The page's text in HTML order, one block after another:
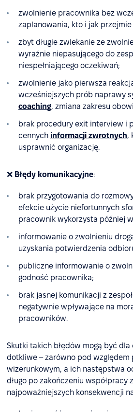
zwolnienie pracownika bez
zaplanowania, kto i jak przejmie
zbyt długie zwlekanie ze
wyraźnie niepasującego do
niespełniającego oczekiwań;
zwolnienie jako pierwsza
wcześniejszych prób naprawy
coaching, zmiana zakresu
brak procedury exit interview i
cennych informacji zwrotnych,
usprawnić organizację.
❌ Błędy komunikacyjne:
brak przygotowania do
efekcie użycie niefortunnych
pracownik wykorzysta później
informowanie o zwolnieniu
uzyskania potwierdzenia
publiczne informowanie o
godność pracownika;
brak jasnej komunikacji z
negatywnie wpływające na
pracowników.
Skutki takich błędów mogą być
dotkliwe – zarówno pod względem
wizerunkowym, a ich następstwa
długo po zakończeniu współpracy
najpoważniejszych konsekwencji